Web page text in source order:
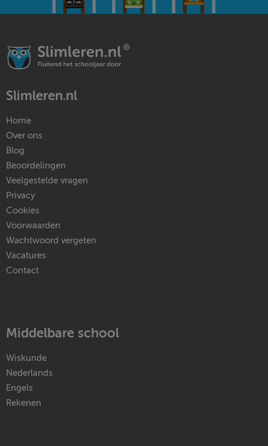
Slimleren.nl
Home
Over ons
Blog
Beoordelingen
Veelgestelde vragen
Privacy
Cookies
Voorwaarden
Wachtwoord vergeten
Vacatures
Contact
Middelbare school
Wiskunde
Nederlands
Engels
Rekenen